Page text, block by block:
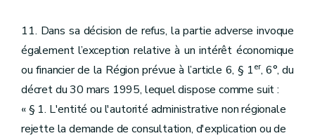
11. Dans sa décision de refus, la partie adverse invoque
également l’exception relative à un intérêt économique
ou financier de la Région prévue à l’article 6, § 1er, 6°, du
décret du 30 mars 1995, lequel dispose comme suit :
« § 1. L'entité ou l'autorité administrative non régionale
rejette la demande de consultation, d'explication ou de